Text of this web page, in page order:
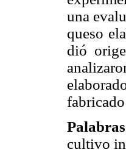
una
queso
dió
cultivo